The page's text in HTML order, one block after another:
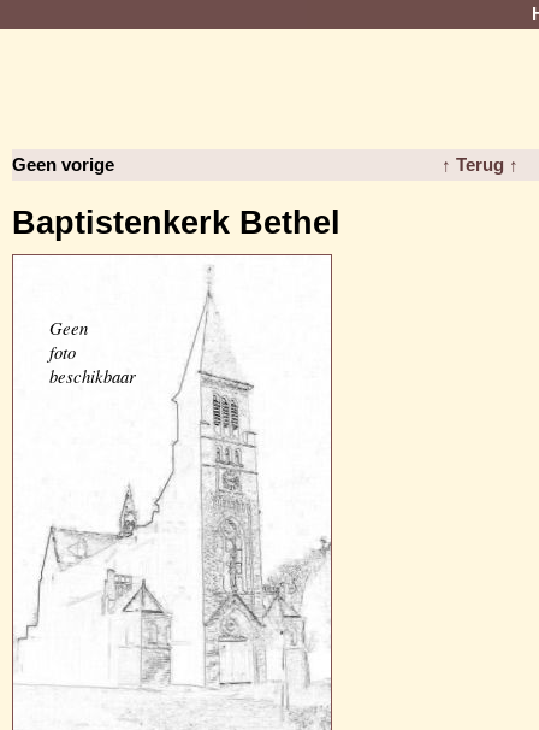
Geen vorige ↑ Terug ↑
Baptistenkerk Bethel
Geen
foto
beschikbaar